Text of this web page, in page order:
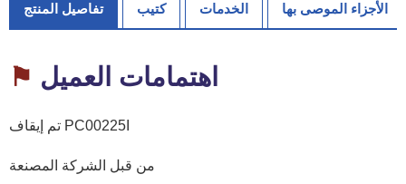
تفاصيل المنتج كتيب الخدمات الأجزاء الموصى بها
⚑ اهتمامات العميل
تم إيقاف PC00225I
من قبل الشركة المصنعة